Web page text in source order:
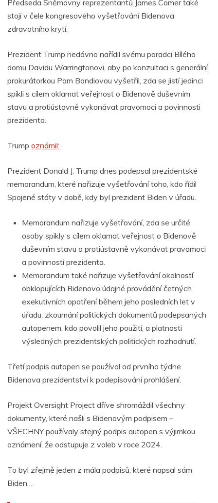
Předseda Sněmovny reprezentantů James Comer také
stojí v čele kongresového vyšetřování Bidenova
zdravotního krytí.
Prezident Trump nedávno nařídil svému poradci Bílého
domu Davidu Warringtonovi, aby po konzultaci s generální
prokurátorkou Pam Bondiovou vyšetřil, zda se jistí jedinci
spikli s cílem oklamat veřejnost o Bidenově duševním
stavu a protiústavně vykonávat pravomoci a povinnosti
prezidenta.
Trump oznámil:
Prezident Donald J. Trump dnes podepsal prezidentské
memorandum, které nařizuje vyšetřování toho, kdo řídil
Spojené státy v době, kdy byl prezident Biden v úřadu.
Memorandum nařizuje vyšetřování, zda se určité
osoby spikly s cílem oklamat veřejnost o Bidenově
duševním stavu a protiústavně vykonávat pravomoci
a povinnosti prezidenta.
Memorandum také nařizuje vyšetřování okolností
obklopujících Bidenovo údajné provádění četných
exekutivních opatření během jeho posledních let v
úřadu, zkoumání politických dokumentů podepsaných
autopenem, kdo povolil jeho použití, a platnosti
výsledných prezidentských politických rozhodnutí.
Třetí podpis autopen se používal od prvního týdne
Bidenova prezidentství k podepisování prohlášení.
Projekt Oversight Project dříve shromáždil všechny
dokumenty, které našli s Bidenovým podpisem –
VŠECHNY používaly stejný podpis autopen s výjimkou
oznámení, že odstupuje z voleb v roce 2024.
To byl zřejmě jeden z mála podpisů, které napsal sám
Biden…